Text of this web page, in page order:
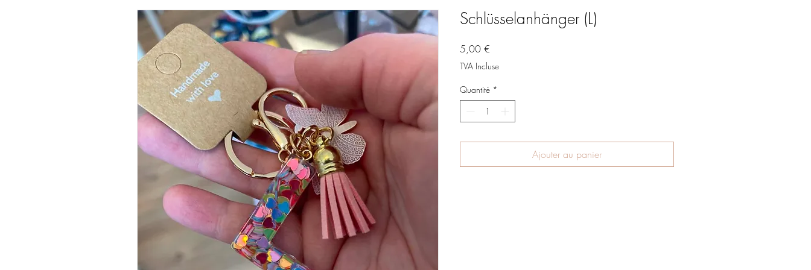
Schlüsselanhänger (L)
5,00 €
TVA Incluse
Quantité *
Ajouter au panier